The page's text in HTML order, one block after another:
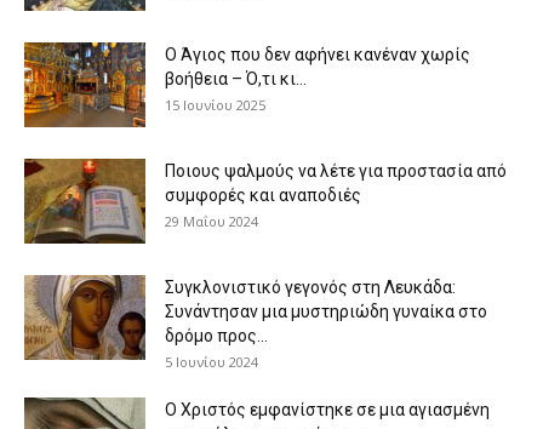
Ο Άγιος που δεν αφήνει κανέναν χωρίς
βοήθεια – Ό,τι κι...
15 Ιουνίου 2025
Ποιους ψαλμούς να λέτε για προστασία από
συμφορές και αναποδιές
29 Μαΐου 2024
Συγκλονιστικό γεγονός στη Λευκάδα:
Συνάντησαν μια μυστηριώδη γυναίκα στο
δρόμο προς...
5 Ιουνίου 2024
Ο Χριστός εμφανίστηκε σε μια αγιασμένη